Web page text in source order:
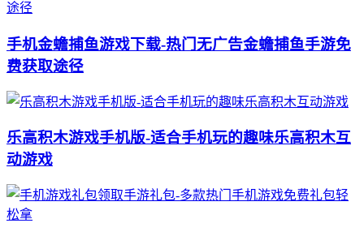
手机金蟾捕鱼游戏下载-热门无广告金蟾捕鱼手游免
费获取途径
乐高积木游戏手机版-适合手机玩的趣味乐高积木互
动游戏